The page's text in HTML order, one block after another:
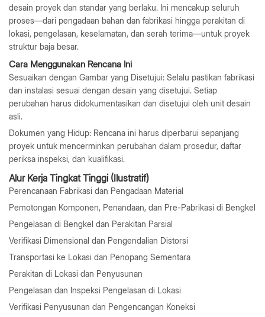
desain proyek dan standar yang berlaku. Ini mencakup seluruh
proses—dari pengadaan bahan dan fabrikasi hingga perakitan di
lokasi, pengelasan, keselamatan, dan serah terima—untuk proyek
struktur baja besar.
Cara Menggunakan Rencana Ini
Sesuaikan dengan Gambar yang Disetujui: Selalu pastikan fabrikasi
dan instalasi sesuai dengan desain yang disetujui. Setiap
perubahan harus didokumentasikan dan disetujui oleh unit desain
asli.
Dokumen yang Hidup: Rencana ini harus diperbarui sepanjang
proyek untuk mencerminkan perubahan dalam prosedur, daftar
periksa inspeksi, dan kualifikasi.
Alur Kerja Tingkat Tinggi (Ilustratif)
Perencanaan Fabrikasi dan Pengadaan Material
Pemotongan Komponen, Penandaan, dan Pre-Pabrikasi di Bengkel
Pengelasan di Bengkel dan Perakitan Parsial
Verifikasi Dimensional dan Pengendalian Distorsi
Transportasi ke Lokasi dan Penopang Sementara
Perakitan di Lokasi dan Penyusunan
Pengelasan dan Inspeksi Pengelasan di Lokasi
Verifikasi Penyusunan dan Pengencangan Koneksi